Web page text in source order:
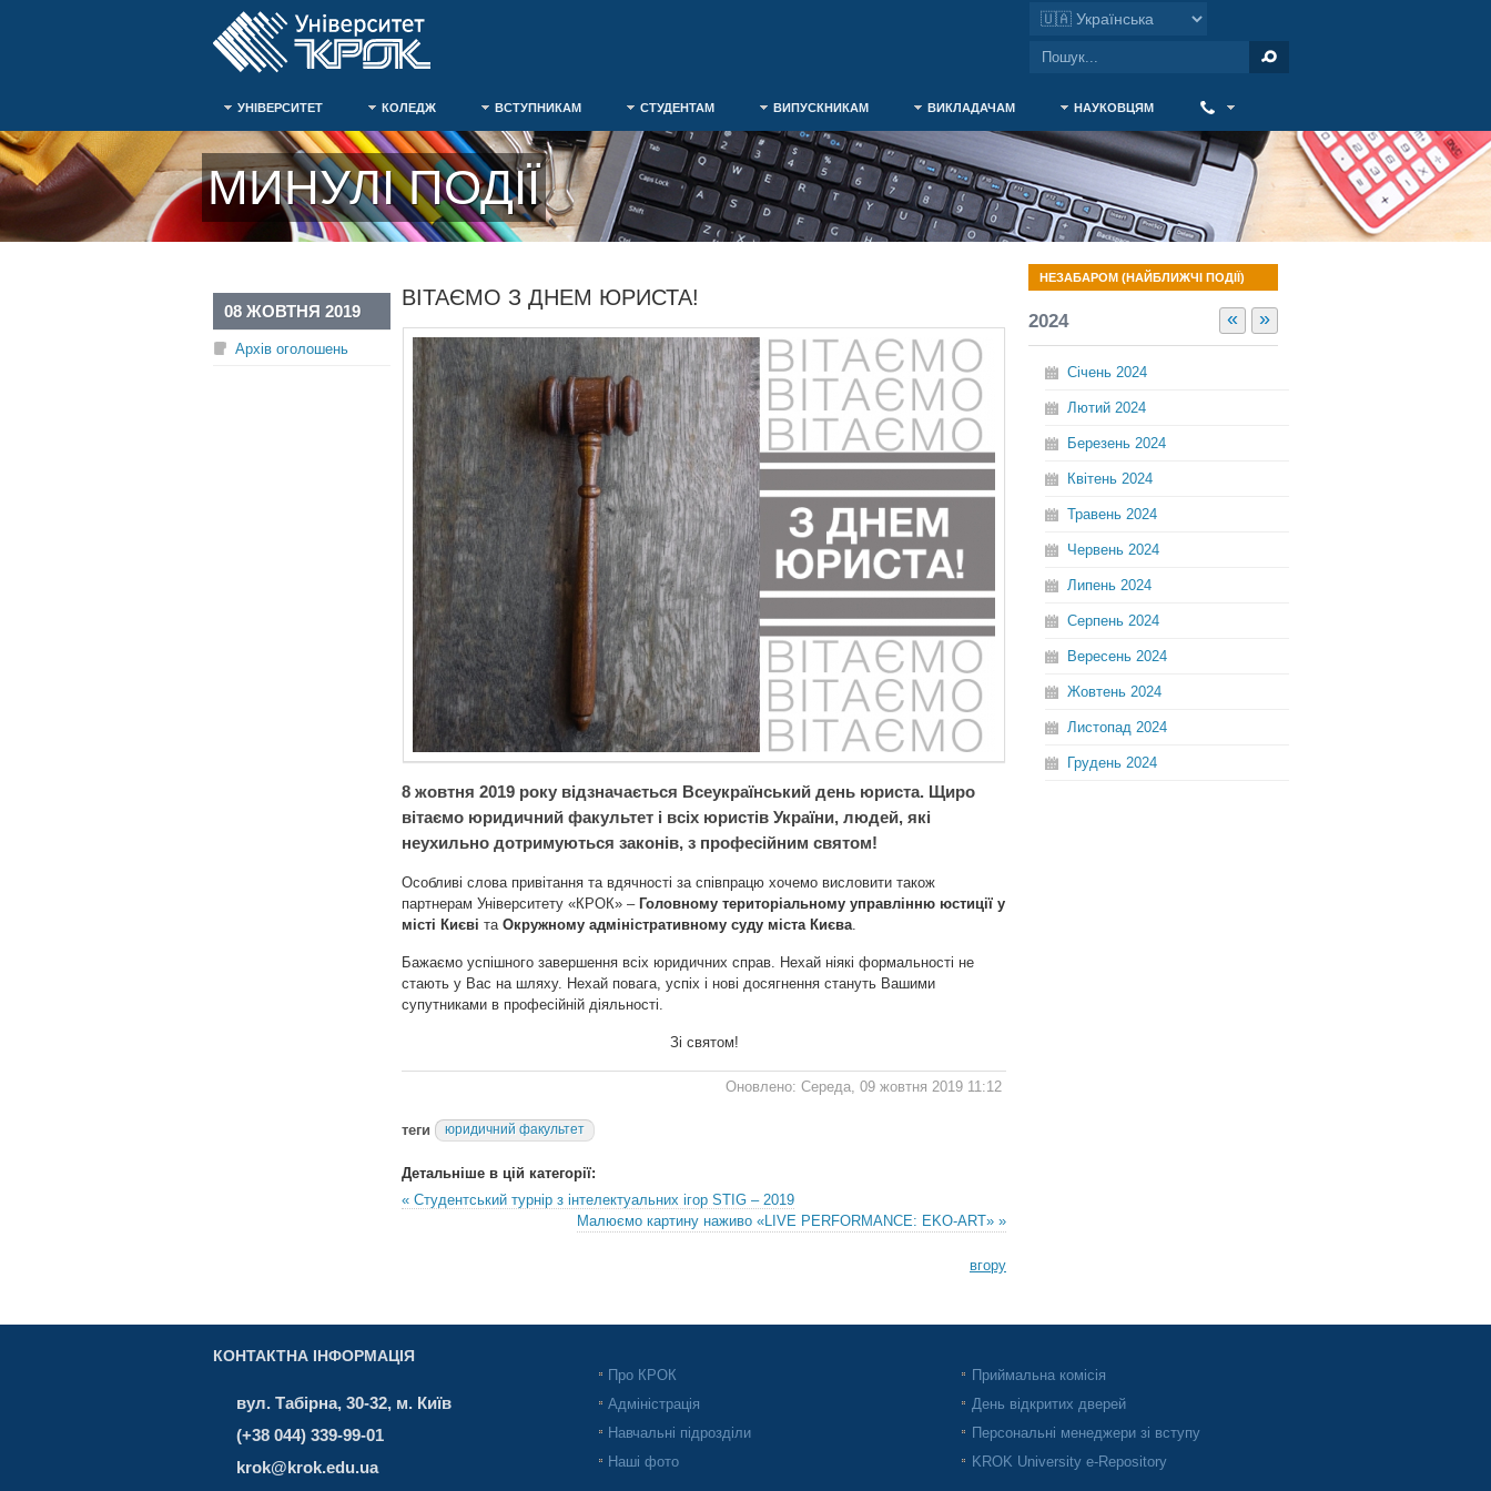
УНІВЕРСИТЕТ КОЛЕДЖ ВСТУПНИКАМ СТУДЕНТАМ ВИПУСКНИКАМ ВИКЛАДАЧАМ НАУКОВЦЯМ
МИНУЛІ ПОДІЇ
ВІТАЄМО З ДНЕМ ЮРИСТА!
08 ЖОВТНЯ 2019
Архів оголошень
8 жовтня 2019 року відзначається Всеукраїнський день юриста. Щиро
вітаємо юридичний факультет і всіх юристів України, людей, які
неухильно дотримуються законів, з професійним святом!
Особливі слова привітання та вдячності за співпрацю хочемо висловити також
партнерам Університету «КРОК» – Головному територіальному управлінню юстиції у
місті Києві та Окружному адміністративному суду міста Києва.
Бажаємо успішного завершення всіх юридичних справ. Нехай ніякі формальності не
стають у Вас на шляху. Нехай повага, успіх і нові досягнення стануть Вашими
супутниками в професійній діяльності.
Зі святом!
Оновлено: Середа, 09 жовтня 2019 11:12
теги юридичний факультет
Детальніше в цій категорії:
« Студентський турнір з інтелектуальних ігор STIG – 2019
Малюємо картину наживо «LIVE PERFORMANCE: EKO-ART» »
вгору
НЕЗАБАРОМ (НАЙБЛИЖЧІ ПОДІЇ)
« »
2024
Січень 2024
Лютий 2024
Березень 2024
Квітень 2024
Травень 2024
Червень 2024
Липень 2024
Серпень 2024
Вересень 2024
Жовтень 2024
Листопад 2024
Грудень 2024
КОНТАКТНА ІНФОРМАЦІЯ
вул. Табірна, 30-32, м. Київ
(+38 044) 339-99-01
krok@krok.edu.ua
Про КРОК
Адміністрація
Навчальні підрозділи
Наші фото
Приймальна комісія
День відкритих дверей
Персональні менеджери зі вступу
KROK University e-Repository